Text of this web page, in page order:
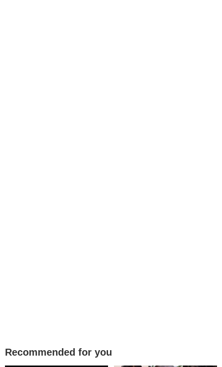
Recommended for you